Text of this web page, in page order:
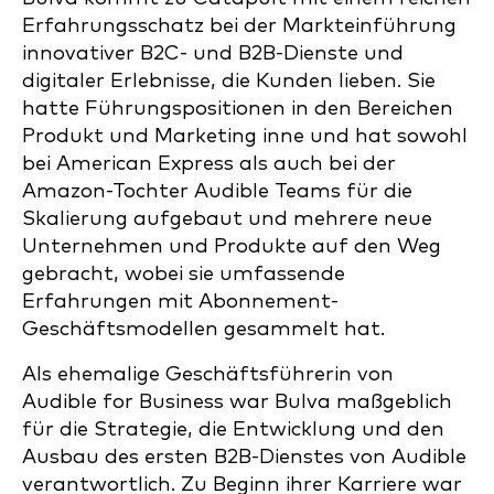
Erfahrungsschatz bei der Markteinführung
innovativer B2C- und B2B-Dienste und
digitaler Erlebnisse, die Kunden lieben. Sie
hatte Führungspositionen in den Bereichen
Produkt und Marketing inne und hat sowohl
bei American Express als auch bei der
Amazon-Tochter Audible Teams für die
Skalierung aufgebaut und mehrere neue
Unternehmen und Produkte auf den Weg
gebracht, wobei sie umfassende
Erfahrungen mit Abonnement-
Geschäftsmodellen gesammelt hat.
Als ehemalige Geschäftsführerin von
Audible for Business war Bulva maßgeblich
für die Strategie, die Entwicklung und den
Ausbau des ersten B2B-Dienstes von Audible
verantwortlich. Zu Beginn ihrer Karriere war